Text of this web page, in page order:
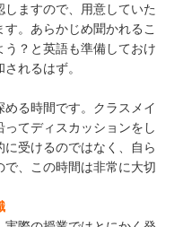
ますので、用意していた
。あらかじめ聞かれるこ
？と英語も準備しておけ
れるはず。
る時間です。クラスメイ
ってディスカッションをし
受けるのではなく、自ら
、この時間は非常に大切